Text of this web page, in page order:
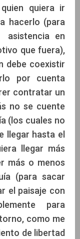
quiera ir
hacerlo (para
asistencia en
que fuera),
debe coexistir
por cuenta
contratar un
no se cuente
(los cuales no
llegar hasta el
llegar más
más o menos
(para sacar
el paisaje con
para
como me
de libertad